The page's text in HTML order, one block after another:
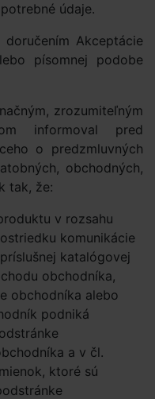
údaje.
Akceptácie
písomnej podobe
zrozumiteľným
informoval pred
o predzmluvných
obchodných,
tak, že:
v rozsahu
komunikácie
katalógovej
obchodníka,
obchodníka alebo
podniká
a v čl.
ktoré sú